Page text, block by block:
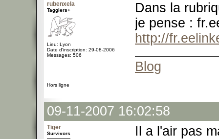
rubenxela
Tagglers+
Lieu: Lyon
Date d'inscription: 29-08-2006
Messages: 506
Dans la
je pense :
http://
Blog
Hors ligne
09-11-2007 16:02:58
Tiger
Survivors Il a l'air pas